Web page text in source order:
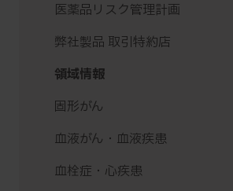
医薬品リスク管理計画
弊社製品 取引特約店
領域情報
固形がん
血液がん・血液疾患
血栓症・心疾患